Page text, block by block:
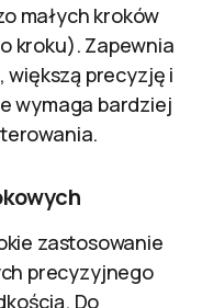
małych kroków
kroku). Zapewnia
większą precyzję i
wymaga bardziej
zastosowanie
precyzyjnego
Do